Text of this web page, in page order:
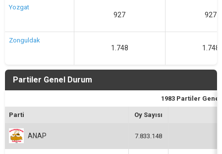
Yozgat
927 927
Zonguldak
1.748 1.748
Partiler Genel Durum
1983 Partiler
Parti Oy Sayısı
ANAP 7.833.148